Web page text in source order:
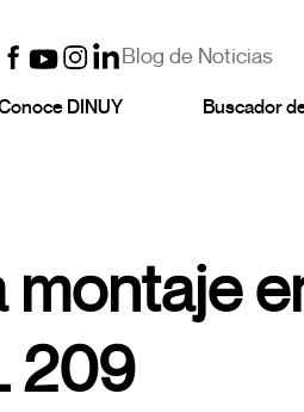
Blog de Noticias
DINUY Buscador
209